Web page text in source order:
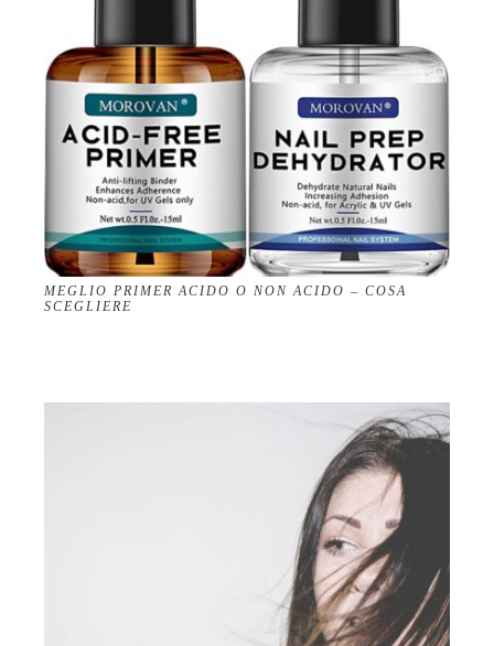
MEGLIO PRIMER ACIDO O NON ACIDO – COSA
SCEGLIERE